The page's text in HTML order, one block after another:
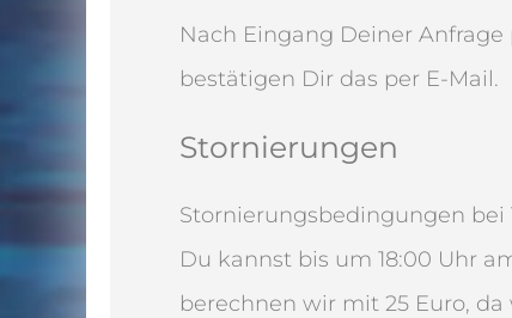
Nach Eingang Deiner
bestätigen Dir das per E-Mail.
Stornierungen
Stornierungsbedingungen bei
Du kannst bis um 18:00 Uhr
berechnen wir mit 25 Euro,